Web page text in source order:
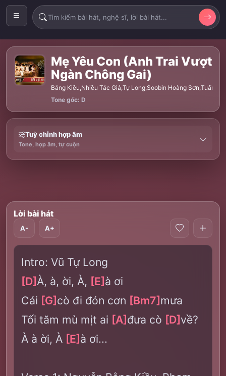
Mẹ Yêu Con (Anh Trai Vượt
Ngàn Chông Gai)
Bằng Kiều,Nhiều Tác Giả,Tự Long,Soobin Hoàng Sơn,Tuấn
Tone gốc: D
Tuỳ chỉnh hợp âm
Tone, hợp âm, tự cuộn
Lời bài hát
A- A+
Intro: Vũ Tự Long
[D]À, à, ời, À, [E]à ơi
Cái [G]cò đi đón cơn [Bm7]mưa
Tối tăm mù mịt ai [A]đưa cò [D]về?
À à ời, À [E]à ơi...